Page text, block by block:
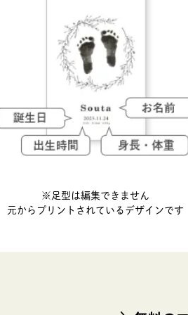
※足型は編集できません
元からプリントされているデザインです